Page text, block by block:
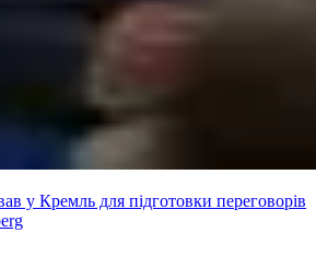
у Кремль для підготовки переговорів